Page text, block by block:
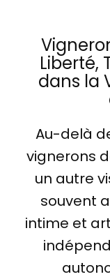
Liberté,
dans la
Au-delà
vignerons
un autre
souvent
intime et